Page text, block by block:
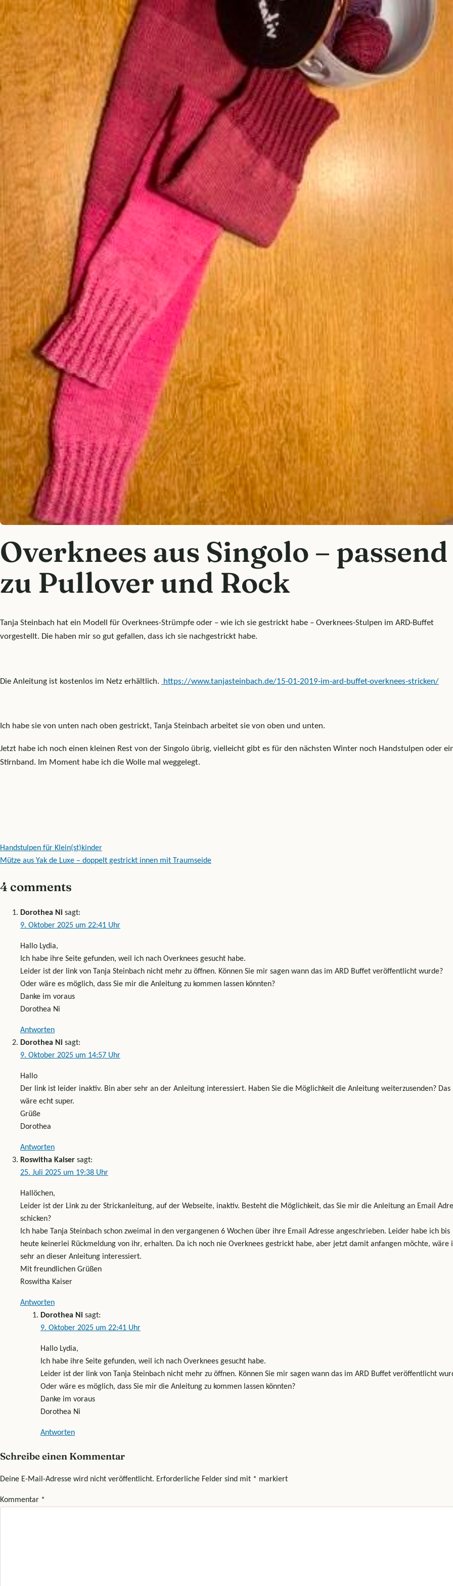
Overknees aus Singolo – passend
zu Pullover und Rock
Tanja Steinbach hat ein Modell für Overknees-Strümpfe oder – wie ich sie gestrickt habe – Overknees-Stulpen im ARD-Buffet
vorgestellt. Die haben mir so gut gefallen, dass ich sie nachgestrickt habe.
Die Anleitung ist kostenlos im Netz erhältlich. https://www.tanjasteinbach.de/15-01-2019-im-ard-buffet-overknees-stricken/
Ich habe sie von unten nach oben gestrickt, Tanja Steinbach arbeitet sie von oben und unten.
Jetzt habe ich noch einen kleinen Rest von der Singolo übrig, vielleicht gibt es für den nächsten Winter noch Handstulpen oder
Stirnband. Im Moment habe ich die Wolle mal weggelegt.
Beitragsnavigation
Handstulpen für Klein(st)kinder
Mütze aus Yak de Luxe – doppelt gestrickt innen mit Traumseide
4 comments
Dorothea Ni sagt:
9. Oktober 2025 um 22:41 Uhr
Hallo Lydia,
Ich habe ihre Seite gefunden, weil ich nach Overknees gesucht habe.
Leider ist der link von Tanja Steinbach nicht mehr zu öffnen. Können Sie mir sagen wann das im ARD Buffet veröffentlicht wurde?
Oder wäre es möglich, dass Sie mir die Anleitung zu kommen lassen könnten?
Danke im voraus
Dorothea Ni
Antworten
Dorothea Ni sagt:
9. Oktober 2025 um 14:57 Uhr
Hallo
Der link ist leider inaktiv. Bin aber sehr an der Anleitung interessiert. Haben Sie die Möglichkeit die Anleitung weiterzusenden? Das
wäre echt super.
Grüße
Dorothea
Antworten
Roswitha Kaiser sagt:
25. Juli 2025 um 19:38 Uhr
Hallöchen,
Leider ist der Link zu der Strickanleitung, auf der Webseite, inaktiv. Besteht die Möglichkeit, das Sie mir die Anleitung an Email
schicken?
Ich habe Tanja Steinbach schon zweimal in den vergangenen 6 Wochen über ihre Email Adresse angeschrieben. Leider habe ich bis
heute keinerlei Rückmeldung von ihr, erhalten. Da ich noch nie Overknees gestrickt habe, aber jetzt damit anfangen möchte, wäre
sehr an dieser Anleitung interessiert.
Mit freundlichen Grüßen
Roswitha Kaiser
Antworten
Dorothea Ni sagt:
9. Oktober 2025 um 22:41 Uhr
Hallo Lydia,
Ich habe ihre Seite gefunden, weil ich nach Overknees gesucht habe.
Leider ist der link von Tanja Steinbach nicht mehr zu öffnen. Können Sie mir sagen wann das im ARD Buffet veröffentlicht
Oder wäre es möglich, dass Sie mir die Anleitung zu kommen lassen könnten?
Danke im voraus
Dorothea Ni
Antworten
Schreibe einen Kommentar
Deine E-Mail-Adresse wird nicht veröffentlicht. Erforderliche Felder sind mit * markiert
Kommentar *